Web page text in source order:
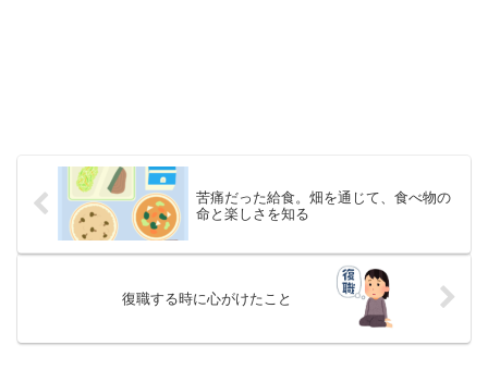
苦痛だった給食。畑を通じて、食べ物の
命と楽しさを知る
復職する時に心がけたこと